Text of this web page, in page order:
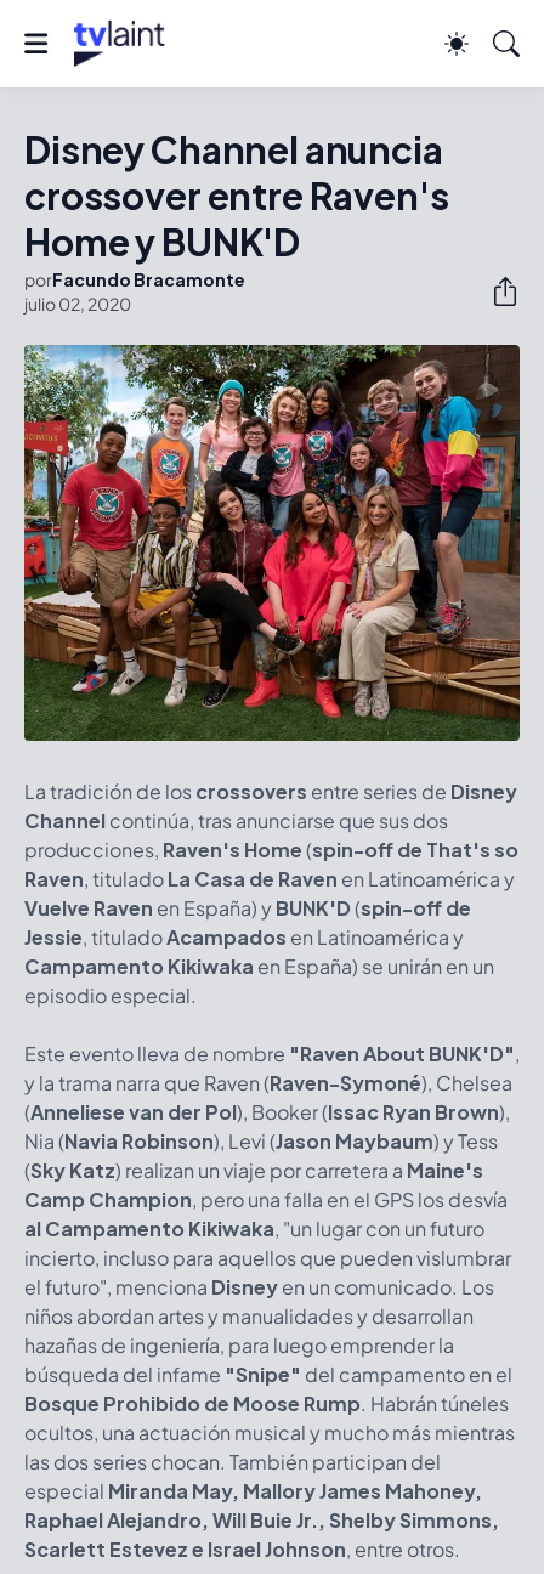
Disney Channel anuncia
crossover entre Raven's
Home y BUNK'D
porFacundo Bracamonte
julio 02, 2020
La tradición de loscrossovers entre series de Disney
Channelcontinúa, tras anunciarse que sus dos
producciones, Raven's Home(spin-off de That's so
Raven, tituladoLa Casa de Raven en Latinoamérica y
Vuelve Raven en España) yBUNK'D(spin-off de
Jessie, tituladoAcampados en Latinoamérica y
Campamento Kikiwaka en España) se unirán en un
episodio especial.
Este evento lleva de nombre "Raven About BUNK'D",
y la trama narra que Raven (Raven-Symoné), Chelsea
(Anneliese van der Pol), Booker (Issac Ryan Brown),
Nia (Navia Robinson), Levi (Jason Maybaum) y Tess
(Sky Katz) realizan un viaje por carretera a Maine's
Camp Champion, pero una falla en el GPS los desvía
al Campamento Kikiwaka, "un lugar con un futuro
incierto, incluso para aquellos que pueden vislumbrar
el futuro", menciona Disneyen un comunicado. Los
niños abordan artes y manualidades y desarrollan
hazañas de ingeniería, para luego emprender la
búsqueda del infame "Snipe" del campamento en el
Bosque Prohibido de Moose Rump. Habrán túneles
ocultos, una actuación musical y mucho más mientras
las dos series chocan. También participan del
especial Miranda May, Mallory James Mahoney,
Raphael Alejandro, Will Buie Jr., Shelby Simmons,
Scarlett Estevez e Israel Johnson, entre otros.